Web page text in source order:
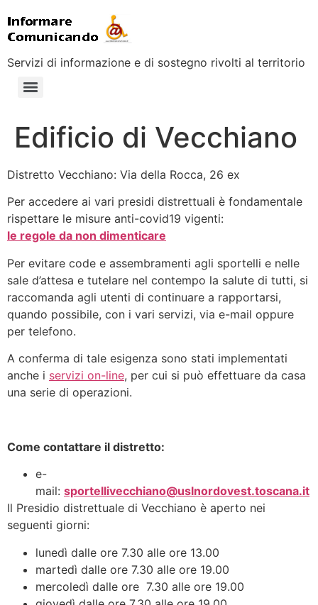
Servizi di informazione e di sostegno rivolti al territorio
Edificio di Vecchiano
Distretto Vecchiano: Via della Rocca, 26 ex
Per accedere ai vari presidi distrettuali è fondamentale
rispettare le misure anti-covid19 vigenti:
le regole da non dimenticare
Per evitare code e assembramenti agli sportelli e nelle
sale d’attesa e tutelare nel contempo la salute di tutti, si
raccomanda agli utenti di continuare a rapportarsi,
quando possibile, con i vari servizi, via e-mail oppure
per telefono.
A conferma di tale esigenza sono stati implementati
anche i servizi on-line, per cui si può effettuare da casa
una serie di operazioni.
Come contattare il distretto:
e-
mail: sportellivecchiano@uslnordovest.toscana.it
Il Presidio distrettuale di Vecchiano è aperto nei
seguenti giorni:
lunedì dalle ore 7.30 alle ore 13.00
martedì dalle ore 7.30 alle ore 19.00
mercoledì dalle ore 7.30 alle ore 19.00